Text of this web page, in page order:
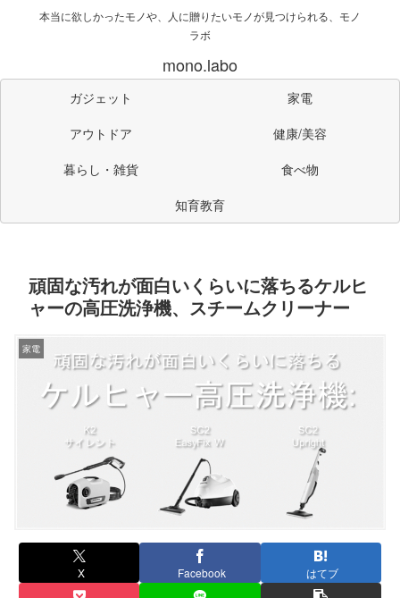
本当に欲しかったモノや、人に贈りたいモノが見つけられる、モノ
ラボ
mono.labo
ガジェット
家電
アウトドア
健康/美容
暮らし・雑貨
食べ物
知育教育
頑固な汚れが面白いくらいに落ちるケルヒ
ャーの高圧洗浄機、スチームクリーナー
家電
X Facebook はてブ